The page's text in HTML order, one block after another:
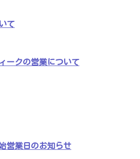
て
ークの営業について
営業日のお知らせ